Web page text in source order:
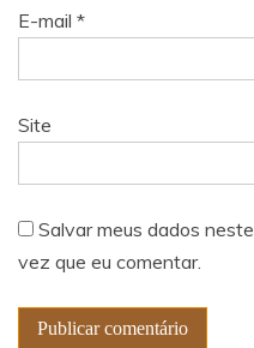
E-mail *
Site
Salvar meus dados
vez que eu comentar.